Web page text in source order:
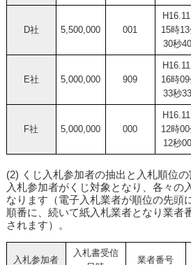
D社 5,500,000 001
15時13
30秒
E社 5,000,000 909
16時09
33秒
F社 5,000,000 000
12時00
12秒
(2) くじ入札参加者の抽出と入札順位
入札参加者がくじ対象となり、各々の
なります（電子入札業者が順位の先頭
順番に、続いて紙入札業者となり業者
されます）。
入札参加者
入札書受信
業者番号